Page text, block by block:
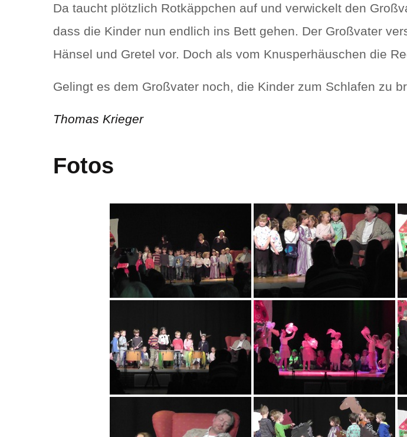
Da taucht plötzlich Rotkäppchen auf und verwickelt den
dass die Kinder nun endlich ins Bett gehen. Der Großvater
Hänsel und Gretel vor. Doch als vom Knusperhäuschen die
Gelingt es dem Großvater noch, die Kinder zum Schlafen zu
Thomas Krieger
Fotos